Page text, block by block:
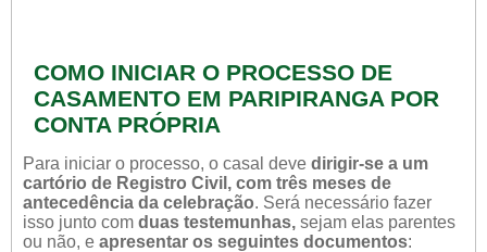
COMO INICIAR O PROCESSO DE
CASAMENTO EM PARIPIRANGA POR
CONTA PRÓPRIA
Para iniciar o processo, o casal deve dirigir-se a um
cartório de Registro Civil, com três meses de
antecedência da celebração. Será necessário fazer
isso junto com duas testemunhas, sejam elas parentes
ou não, e apresentar os seguintes documentos: